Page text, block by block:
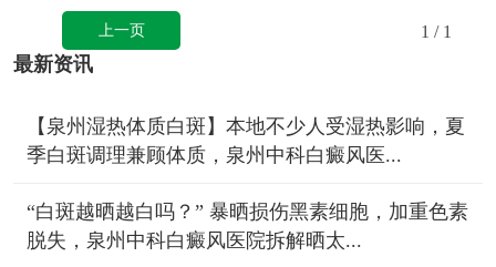
上一页 1 / 1
最新资讯
【泉州湿热体质白斑】本地不少人受湿热影响，夏
季白斑调理兼顾体质，泉州中科白癜风医...
“白斑越晒越白吗？” 暴晒损伤黑素细胞，加重色素
脱失，泉州中科白癜风医院拆解晒太...